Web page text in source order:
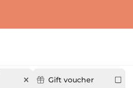
Gift voucher